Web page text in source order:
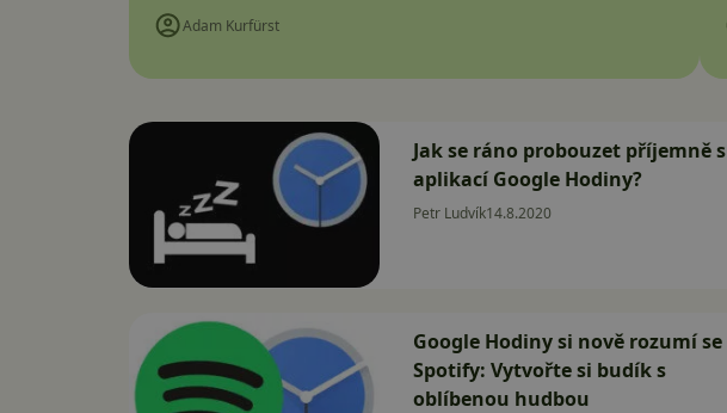
Adam Kurfürst
Jak se ráno probouzet příjemně s
aplikací Google Hodiny?
Petr Ludvík14.8.2020
Google Hodiny si nově rozumí se
Spotify: Vytvořte si budík s
oblíbenou hudbou